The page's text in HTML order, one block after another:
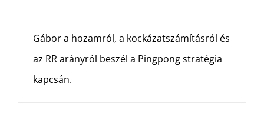
Gábor a hozamról, a kockázatszámításról és
az RR arányról beszél a Pingpong stratégia
kapcsán.